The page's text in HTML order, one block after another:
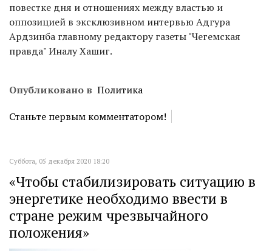
повестке дня и отношениях между властью и
оппозицией в эксклюзивном интервью Адгура
Ардзинба главному редактору газеты "Чегемская
правда" Иналу Хашиг.
Опубликовано в Политика
Станьте первым комментатором!
Суббота, 05 декабря 2020 18:20
«Чтобы стабилизировать ситуацию в
энергетике необходимо ввести в
стране режим чрезвычайного
положения»